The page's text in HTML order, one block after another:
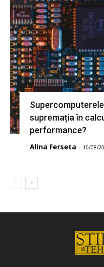
supremația în
performance?
Alina Ferseta - 10/08/